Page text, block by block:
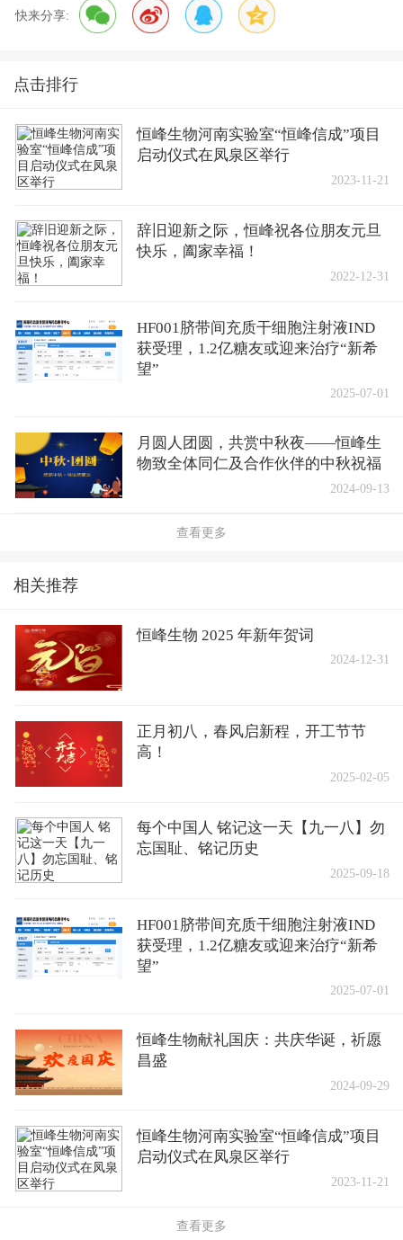
快来分享:
点击排行
恒峰生物河南实验室“恒峰信成”项目
启动仪式在凤泉区举行
2023-11-21
辞旧迎新之际，恒峰祝各位朋友元旦
快乐，阖家幸福！
2022-12-31
HF001脐带间充质干细胞注射液IND
获受理，1.2亿糖友或迎来治疗“新希
望”
2025-07-01
月圆人团圆，共赏中秋夜——恒峰生
物致全体同仁及合作伙伴的中秋祝福
2024-09-13
查看更多
相关推荐
恒峰生物 2025 年新年贺词
2024-12-31
正月初八，春风启新程，开工节节
高！
2025-02-05
每个中国人 铭记这一天【九一八】勿
忘国耻、铭记历史
2025-09-18
HF001脐带间充质干细胞注射液IND
获受理，1.2亿糖友或迎来治疗“新希
望”
2025-07-01
恒峰生物献礼国庆：共庆华诞，祈愿
昌盛
2024-09-29
恒峰生物河南实验室“恒峰信成”项目
启动仪式在凤泉区举行
2023-11-21
查看更多